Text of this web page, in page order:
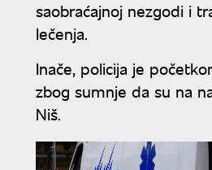
saobraćajnoj nezgodi i
lečenja.
Inače, policija je
zbog sumnje da su na
Niš.